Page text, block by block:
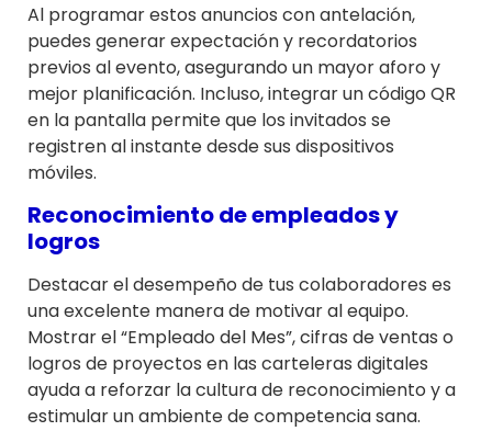
Al programar estos anuncios con antelación,
puedes generar expectación y recordatorios
previos al evento, asegurando un mayor aforo y
mejor planificación. Incluso, integrar un código QR
en la pantalla permite que los invitados se
registren al instante desde sus dispositivos
móviles.
Reconocimiento de empleados y
logros
Destacar el desempeño de tus colaboradores es
una excelente manera de motivar al equipo.
Mostrar el “Empleado del Mes”, cifras de ventas o
logros de proyectos en las carteleras digitales
ayuda a reforzar la cultura de reconocimiento y a
estimular un ambiente de competencia sana.